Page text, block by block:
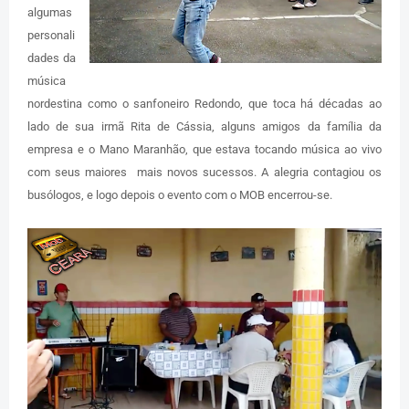
algumas
personali
dades da
música
nordestina como o sanfoneiro Redondo, que toca há décadas ao
lado de sua irmã Rita de Cássia, alguns amigos da família da
empresa e o Mano Maranhão, que estava tocando música ao vivo
com seus maiores mais novos sucessos. A alegria contagiou os
busólogos, e logo depois o evento com o MOB encerrou-se.